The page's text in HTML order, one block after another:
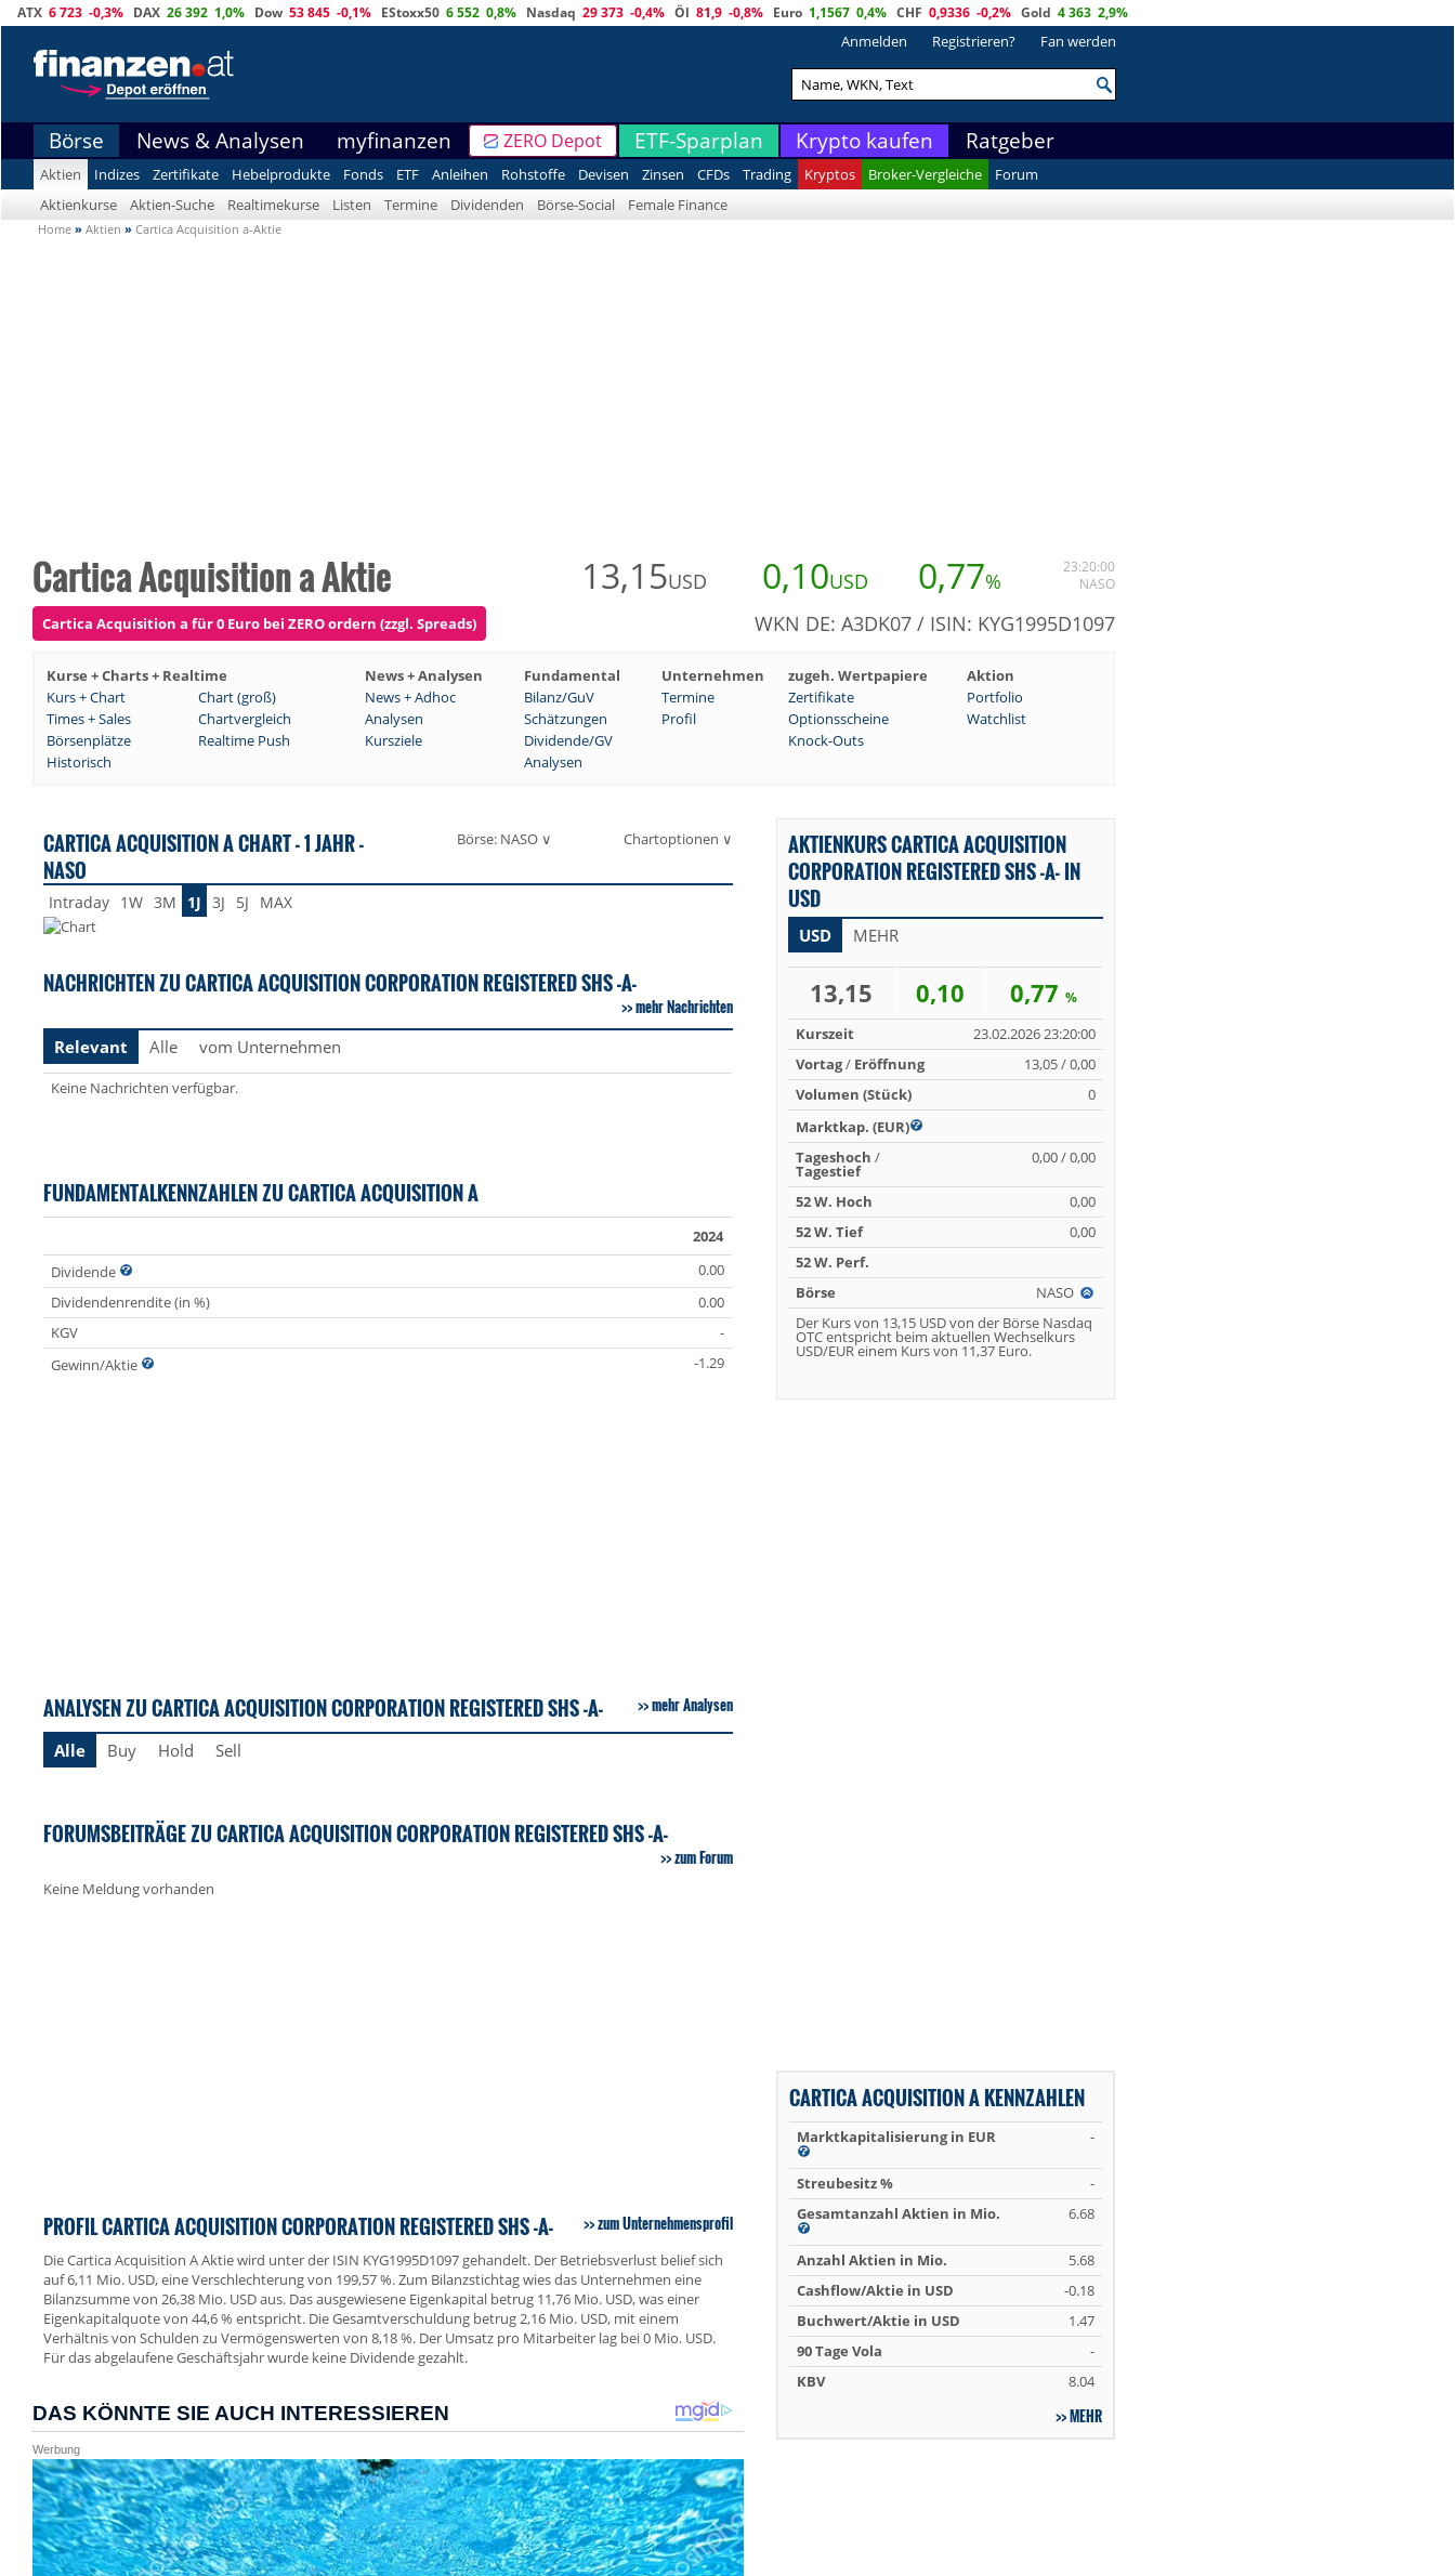
ATX 6 723 -0,3% DAX 26 392 1,0% Dow 53 845 -0,1% EStoxx50 6 552 0,8% Nasdaq 29 373 -0,4% Öl 81,9 -0,8% Euro 1,1567 0,4% CHF 0,9336 -0,2% Gold 4 363 2,9%
Anmelden Registrieren? Fan werden
Börse News & Analysen myfinanzen ZERO Depot ETF-Sparplan Krypto kaufen Ratgeber
Aktien Indizes Zertifikate Hebelprodukte Fonds ETF Anleihen Rohstoffe Devisen Zinsen CFDs Trading Kryptos Broker-Vergleiche
Forum
Aktienkurse
Aktien-Suche Realtimekurse Listen Termine Dividenden Börse-Social Female Finance
Home » Aktien » Cartica Acquisition a-Aktie
Cartica Acquisition a Aktie 13,15USD 0,10USD 0,77%
23:20:00
NASO
Cartica Acquisition a für 0 Euro bei ZERO ordern (zzgl. Spreads) WKN DE: A3DK07 / ISIN: KYG1995D1097
Kurse + Charts + Realtime News + Analysen Fundamental Unternehmen zugeh. Wertpapiere
Aktion
Kurs + Chart
Chart (groß) News + Adhoc Bilanz/GuV Termine Zertifikate
Portfolio
Times + Sales
Chartvergleich Analysen Schätzungen Profil Optionsscheine
Watchlist
Börsenplätze
Realtime Push Kursziele Dividende/GV
Knock-Outs
Historisch
Analysen
CARTICA ACQUISITION A CHART - 1 JAHR -
NASO
Börse: NASO ∨ Chartoptionen ∨
Intraday 1W 3M 1J 3J 5J MAX
NACHRICHTEN ZU CARTICA ACQUISITION CORPORATION REGISTERED SHS -A-
mehr Nachrichten
Relevant
Alle vom Unternehmen
Keine Nachrichten verfügbar.
FUNDAMENTALKENNZAHLEN ZU CARTICA ACQUISITION A
2024
Dividende
0.00
Dividendenrendite (in %)
0.00
KGV
-
Gewinn/Aktie
-1.29
ANALYSEN ZU CARTICA ACQUISITION CORPORATION REGISTERED SHS -A- mehr Analysen
Alle Buy Hold Sell
FORUMSBEITRÄGE ZU CARTICA ACQUISITION CORPORATION REGISTERED SHS -A-
zum Forum
Keine Meldung vorhanden
PROFIL CARTICA ACQUISITION CORPORATION REGISTERED SHS -A- zum Unternehmensprofil
Die Cartica Acquisition A Aktie wird unter der ISIN KYG1995D1097 gehandelt. Der Betriebsverlust belief sich
auf 6,11 Mio. USD, eine Verschlechterung von 199,57 %. Zum Bilanzstichtag wies das Unternehmen eine
Bilanzsumme von 26,38 Mio. USD aus. Das ausgewiesene Eigenkapital betrug 11,76 Mio. USD, was einer
Eigenkapitalquote von 44,6 % entspricht. Die Gesamtverschuldung betrug 2,16 Mio. USD, mit einem
Verhältnis von Schulden zu Vermögenswerten von 8,18 %. Der Umsatz pro Mitarbeiter lag bei 0 Mio. USD.
Für das abgelaufene Geschäftsjahr wurde keine Dividende gezahlt.
AKTIENKURS CARTICA ACQUISITION
CORPORATION REGISTERED SHS -A- IN
USD
USD MEHR
13,15 0,10 0,77%
Kurszeit
23.02.2026 23:20:00
Vortag/ Eröffnung
13,05 / 0,00
Volumen (Stück)
0
Marktkap. (EUR)
Tageshoch /
Tagestief
0,00 / 0,00
52 W. Hoch
0,00
52 W. Tief
0,00
52 W. Perf.
Börse
NASO
Der Kurs von 13,15 USD von der Börse Nasdaq
OTC entspricht beim aktuellen Wechselkurs
USD/EUR einem Kurs von 11,37 Euro.
CARTICA ACQUISITION A KENNZAHLEN
Marktkapitalisierung in EUR -
Streubesitz %
-
Gesamtanzahl Aktien in Mio.
6.68
Anzahl Aktien in Mio.
5.68
Cashflow/Aktie in USD
-0.18
Buchwert/Aktie in USD
1.47
90 Tage Vola
-
KBV
8.04
MEHR